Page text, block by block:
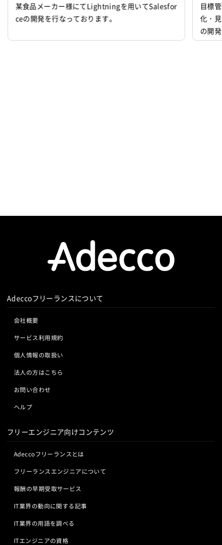
某食品メーカー様にてLightningを用いてSalesfor
ceの開発を行なっております。
目標
化・
の開
【社
Adeccoフリーランスについて
会社概要
サービス利用規約
個人情報の取扱い
法人の方はこちら
お問い合わせ
ヘルプ
フリーエンジニア向けコンテンツ
Adeccoフリーランスとは
フリーランスエンジニアについて
報酬の早期受取サービス
IT業界の動向に関する記事
IT業界の用語を調べる
ITエンジニアの資格